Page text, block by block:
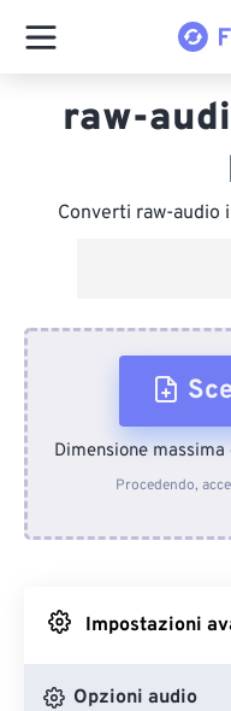
raw-
Converti raw-audio
Da
Dimensione
Procedendo,
Impostazioni
Opzioni audio